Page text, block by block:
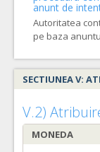
anunt de
Autoritatea
pe baza
SECTIUNEA V:
V.2)
MONEDA